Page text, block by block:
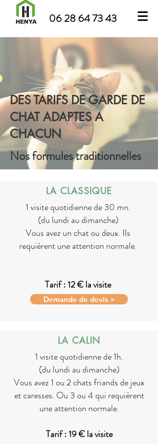
06 28 64 73 43
DES TARIFS DE GARDE DE
CHAT ADAPTES A
CHACUN
Nos formules traditionnelles
LA CLASSIQUE
1 visite quotidienne de 30 mn.
(du lundi au dimanche)
Vous avez un chat ou deux. Ils
requièrent une attention normale.
Tarif : 12 € la visite
Demande de devis >
LA CALIN
1 visite quotidienne de 1h.
(du lundi au dimanche)
Vous avez 1 ou 2 chats friands de jeux
et caresses. Ou 3 ou 4 qui requièrent
une attention normale.
Tarif : 19 € la visite